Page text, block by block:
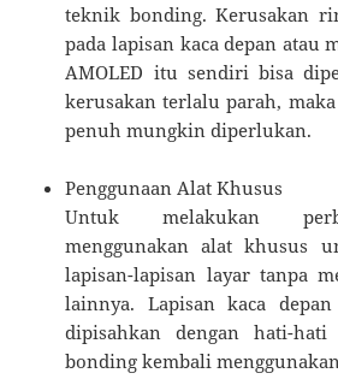
teknik bonding. Kerusakan
pada lapisan kaca depan atau
AMOLED itu sendiri bisa
kerusakan terlalu parah,
penuh mungkin diperlukan.
Penggunaan Alat Khusus
Untuk melakukan
menggunakan alat khusus
lapisan-lapisan layar tanpa
lainnya. Lapisan kaca
dipisahkan dengan hati-
bonding kembali